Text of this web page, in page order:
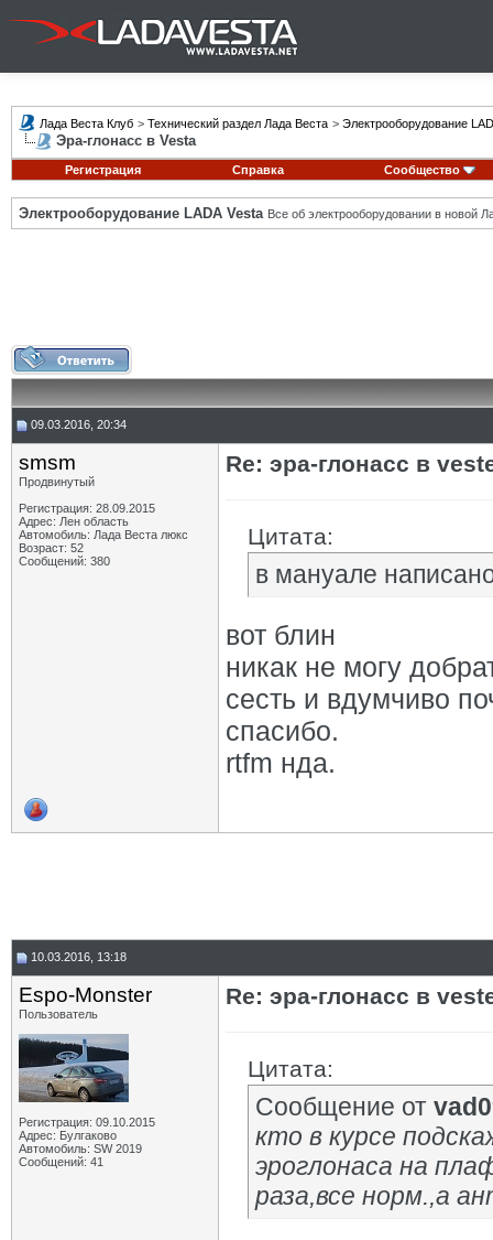
Лада Веста Клуб > Технический раздел Лада Веста > Электрооборудование
Эра-глонасс в Vesta
Регистрация Справка Сообщество
Электрооборудование LADA Vesta Все об электрооборудовании в новой
09.03.2016, 20:34
smsm
Продвинутый
Регистрация: 28.09.2015
Адрес: Лен область
Автомобиль: Лада Веста люкс
Возраст: 52
Сообщений: 380
Re: эра-глонасс в
Цитата:
в мануале
вот блин
никак не могу
сесть и вдумчиво
спасибо.
rtfm нда.
10.03.2016, 13:18
Espo-Monster
Пользователь
Регистрация: 09.10.2015
Адрес: Булгаково
Автомобиль: SW 2019
Сообщений: 41
Re: эра-глонасс в
Цитата:
Сообщение от
кто в курсе
эроглонаса на
раза,все норм.,а